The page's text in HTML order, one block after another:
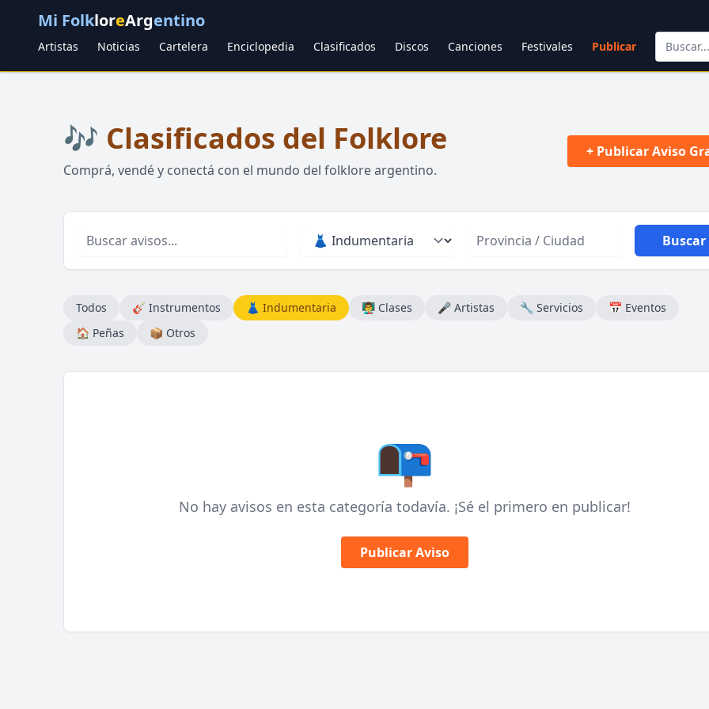
Mi FolkloreArgentino
Artistas Noticias Cartelera Enciclopedia Clasificados Discos Canciones Festivales Publicar
🎶 Clasificados del Folklore
Comprá, vendé y conectá con el mundo del folklore argentino.
+ Publicar Aviso
Buscar
Todos 🎸 Instrumentos 👗 Indumentaria 👨‍🏫 Clases 🎤 Artistas 🔧 Servicios
📅 Eventos
🏠 Peñas
📦 Otros
📭
No hay avisos en esta categoría todavía. ¡Sé el primero en publicar!
Publicar Aviso